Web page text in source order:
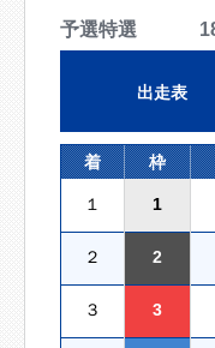
予選特選
出走表
着 枠
１ 1
２ 2
３ 3